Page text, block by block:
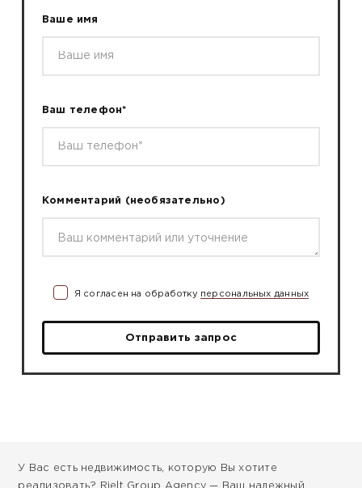
Ваше имя
Ваш телефон*
Комментарий (необязательно)
Я согласен на обработку персональных данных
Отправить запрос
У Вас есть недвижимость, которую Вы хотите
реализовать? Rielt Group Agency — Ваш надежный